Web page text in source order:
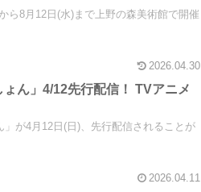
ら8月12日(水)まで上野の森美術館で開催
2026.04.30
ん」4/12先行配信！ TVアニメ
」が4月12日(日)、先行配信されることが
2026.04.11